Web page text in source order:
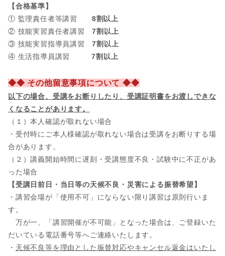
【合格基準】
① 監理責任者等講習 8割以上
② 技能実習責任者講習7割以上
③ 技能実習指導員講習7割以上
④ 生活指導員講習
7割以上
◆◆ その他留意事項について ◆◆
以下の場合、 受講をお断りしたり、受講証明書をお渡しできな
くなることがあります。
（１）本人確認が取れない場合
・受付時にご本人様確認が取れない場合は受講をお断りする場
合があります。
（２）講義開始時間に遅刻・受講態度不良・試験中に不正があ
った場合
【受講日前日・当日等の天候不良・災害による振替希望】
・講習会場が「使用不可」にならない限り講習は原則行いま
す。
万が一、「講習開催が不可能」となった場合は、ご登録いた
だいている電話番号等へご連絡いたします。
・ 天候不良等を理由とした振替対応やキャンセル返金はいたし